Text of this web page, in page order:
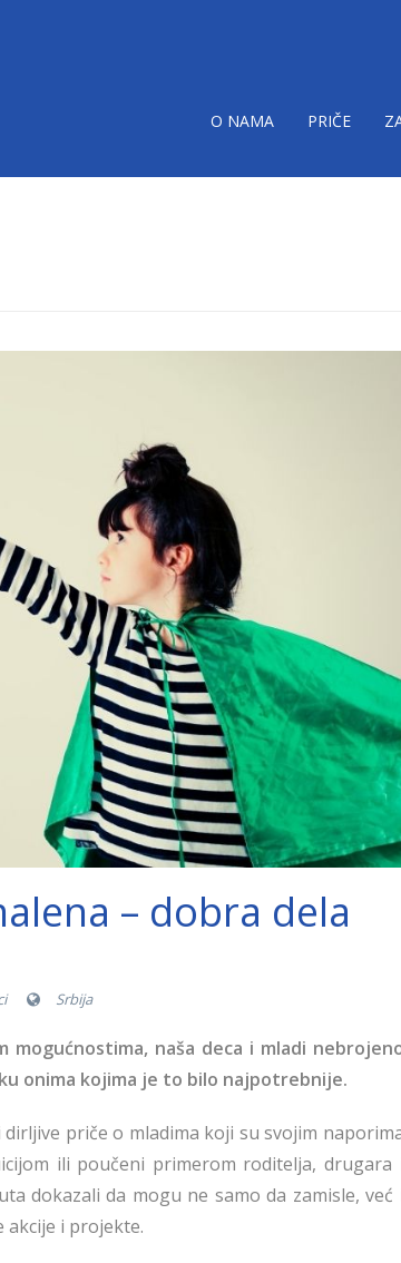
O NAMA PRIČE
– dobra dela
Srbija
mogućnostima, naša deca i mladi
onima kojima je to bilo najpotrebnije.
priče o mladima koji su svojim
ili poučeni primerom roditelja, drugara
dokazali da mogu ne samo da zamisle, već
i projekte.